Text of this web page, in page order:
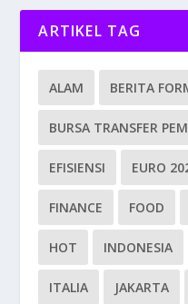
ARTIKEL TAG
ALAM BERITA
BURSA TRANSFER
EFISIENSI EURO
FINANCE FOOD
HOT INDONESIA
ITALIA JAKARTA